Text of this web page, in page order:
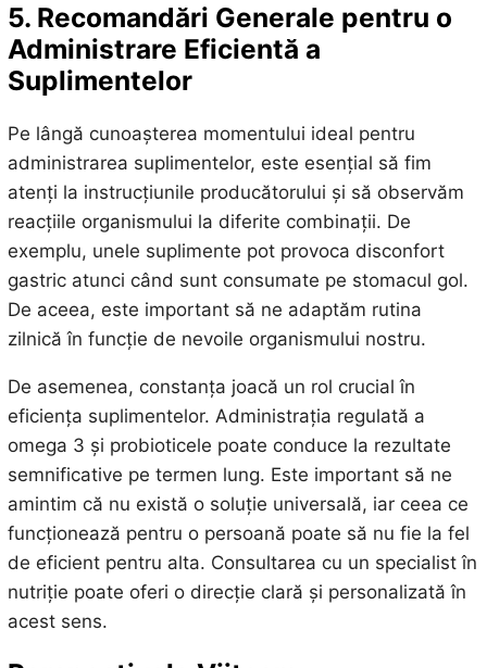
5. Recomandări Generale pentru o
Administrare Eficientă a
Suplimentelor
Pe lângă cunoașterea momentului ideal pentru
administrarea suplimentelor, este esențial să fim
atenți la instrucțiunile producătorului și să observăm
reacțiile organismului la diferite combinații. De
exemplu, unele suplimente pot provoca disconfort
gastric atunci când sunt consumate pe stomacul gol.
De aceea, este important să ne adaptăm rutina
zilnică în funcție de nevoile organismului nostru.
De asemenea, constanța joacă un rol crucial în
eficiența suplimentelor. Administrația regulată a
omega 3 și probioticele poate conduce la rezultate
semnificative pe termen lung. Este important să ne
amintim că nu există o soluție universală, iar ceea ce
funcționează pentru o persoană poate să nu fie la fel
de eficient pentru alta. Consultarea cu un specialist în
nutriție poate oferi o direcție clară și personalizată în
acest sens.